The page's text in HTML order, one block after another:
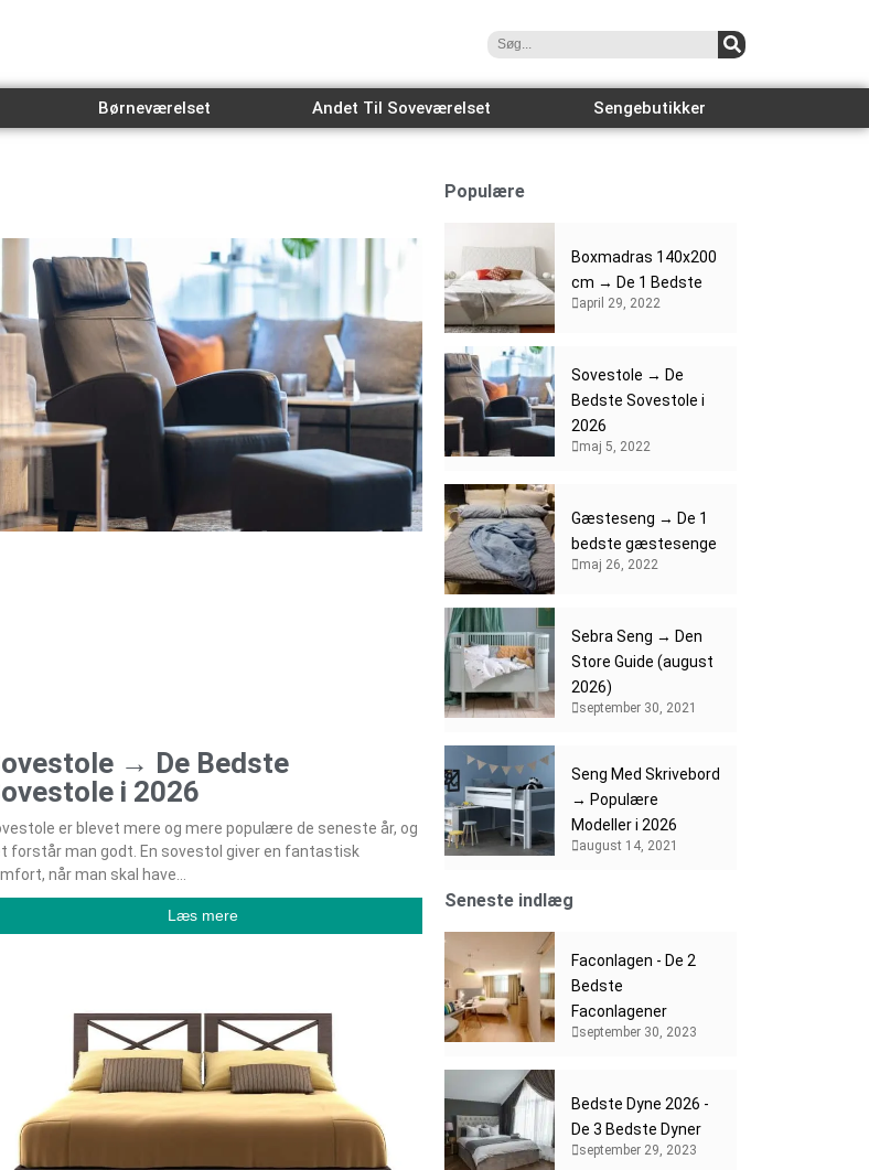
Børneværelset Andet Til Soveværelset Sengebutikker
→ De Bedste
i 2026
er blevet mere og mere populære de seneste år, og
forstår man godt. En sovestol giver en fantastisk
når man skal have
Læs mere
Populære
Boxmadras 140x200
cm → De 1 Bedste
april 29, 2022
Sovestole → De
Bedste Sovestole i
2026
maj 5, 2022
Gæsteseng → De 1
bedste gæstesenge
maj 26, 2022
Sebra Seng → Den
Store Guide (august
2026)
september 30, 2021
Seng Med Skrivebord
→ Populære
Modeller i 2026
august 14, 2021
Seneste indlæg
Faconlagen - De 2
Bedste
Faconlagener
september 30, 2023
Bedste Dyne 2026 -
De 3 Bedste Dyner
september 29, 2023